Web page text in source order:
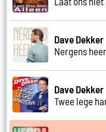
Dave Dekker
Nergens
Dave Dekker
Twee lege